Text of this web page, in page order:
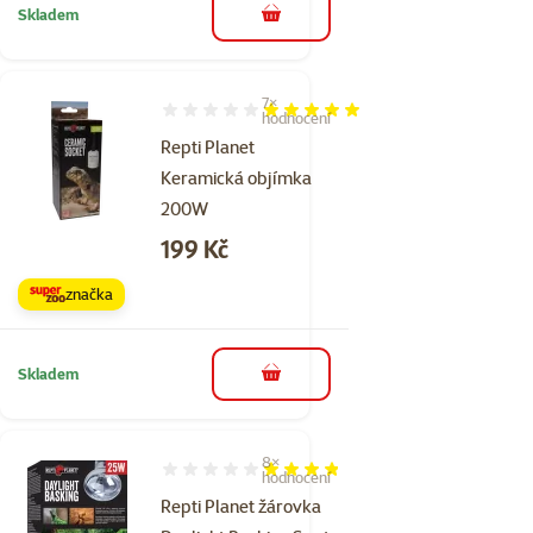
Skladem do košíku
Repti Planet
Keramická objímka
200W
Hodnocení 100%, počet hodnocení: 7
7×
hodnocení
Cena
199 Kč
značka
Skladem do košíku
Repti Planet žárovka
Hodnocení 75%, počet hodnocení: 8
8×
hodnocení